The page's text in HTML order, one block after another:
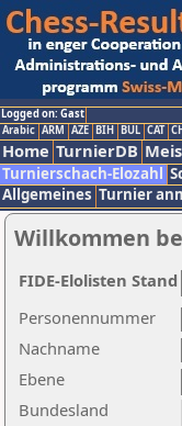
Logged on: Gast
Arabic ARM AZE BIH BUL CAT
Home TurnierDB
Turnierschach-Elozahl
Allgemeines Turnier
Willkommen
Nachname
Ebene
Personennummer
Bundesland
FIDE-Elolisten Stand